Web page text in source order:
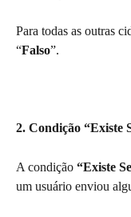
Para todas as outras
“Falso”.
2. Condição “Existe
A condição “Existe
um usuário enviou